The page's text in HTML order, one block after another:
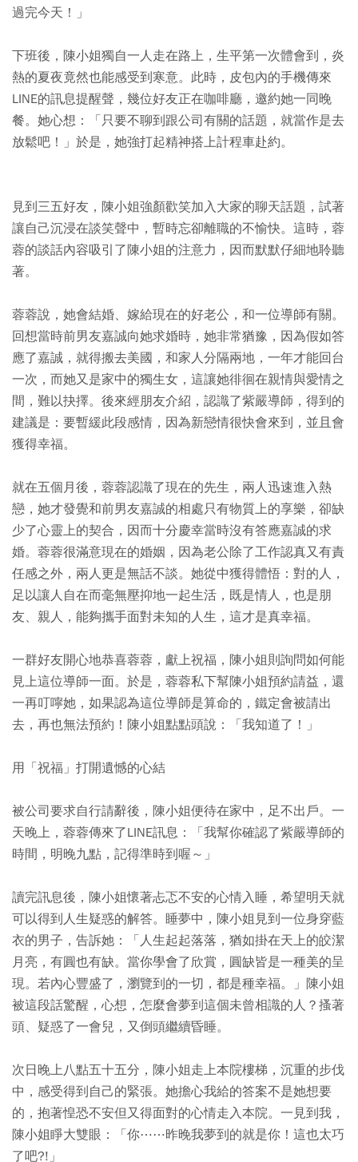
過完今天！」
下班後，陳小姐獨自一人走在路上，生平第一次體會到，炎
熱的夏夜竟然也能感受到寒意。此時，皮包內的手機傳來
LINE的訊息提醒聲，幾位好友正在咖啡廳，邀約她一同晚
餐。她心想：「只要不聊到跟公司有關的話題，就當作是去
放鬆吧！」於是，她強打起精神搭上計程車赴約。
見到三五好友，陳小姐強顏歡笑加入大家的聊天話題，試著
讓自己沉浸在談笑聲中，暫時忘卻離職的不愉快。這時，蓉
蓉的談話內容吸引了陳小姐的注意力，因而默默仔細地聆聽
著。
蓉蓉說，她會結婚、嫁給現在的好老公，和一位導師有關。
回想當時前男友嘉誠向她求婚時，她非常猶豫，因為假如答
應了嘉誠，就得搬去美國，和家人分隔兩地，一年才能回台
一次，而她又是家中的獨生女，這讓她徘徊在親情與愛情之
間，難以抉擇。後來經朋友介紹，認識了紫嚴導師，得到的
建議是：要暫緩此段感情，因為新戀情很快會來到，並且會
獲得幸福。
就在五個月後，蓉蓉認識了現在的先生，兩人迅速進入熱
戀，她才發覺和前男友嘉誠的相處只有物質上的享樂，卻缺
少了心靈上的契合，因而十分慶幸當時沒有答應嘉誠的求
婚。蓉蓉很滿意現在的婚姻，因為老公除了工作認真又有責
任感之外，兩人更是無話不談。她從中獲得體悟：對的人，
足以讓人自在而毫無壓抑地一起生活，既是情人，也是朋
友、親人，能夠攜手面對未知的人生，這才是真幸福。
一群好友開心地恭喜蓉蓉，獻上祝福，陳小姐則詢問如何能
見上這位導師一面。於是，蓉蓉私下幫陳小姐預約請益，還
一再叮嚀她，如果認為這位導師是算命的，鐵定會被請出
去，再也無法預約！陳小姐點點頭說：「我知道了！」
用「祝福」打開遺憾的心結
被公司要求自行請辭後，陳小姐便待在家中，足不出戶。一
天晚上，蓉蓉傳來了LINE訊息：「我幫你確認了紫嚴導師的
時間，明晚九點，記得準時到喔～」
讀完訊息後，陳小姐懷著忐忑不安的心情入睡，希望明天就
可以得到人生疑惑的解答。睡夢中，陳小姐見到一位身穿藍
衣的男子，告訴她：「人生起起落落，猶如掛在天上的皎潔
月亮，有圓也有缺。當你學會了欣賞，圓缺皆是一種美的呈
現。若內心豐盛了，瀏覽到的一切，都是種幸福。」陳小姐
被這段話驚醒，心想，怎麼會夢到這個未曾相識的人？搔著
頭、疑惑了一會兒，又倒頭繼續昏睡。
次日晚上八點五十五分，陳小姐走上本院樓梯，沉重的步伐
中，感受得到自己的緊張。她擔心我給的答案不是她想要
的，抱著惶恐不安但又得面對的心情走入本院。一見到我，
陳小姐睜大雙眼：「你⋯⋯昨晚我夢到的就是你！這也太巧
了吧?!」